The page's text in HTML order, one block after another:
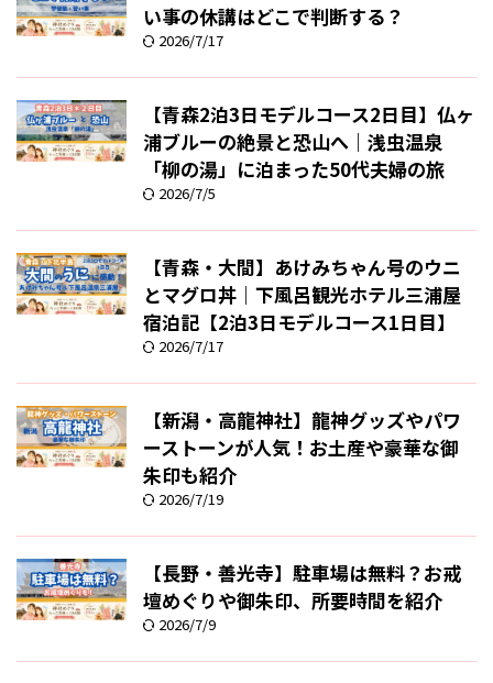
い事の休講はどこで判断する？
2026/7/17
【青森2泊3日モデルコース2日目】仏ヶ
浦ブルーの絶景と恐山へ｜浅虫温泉
「柳の湯」に泊まった50代夫婦の旅
2026/7/5
【青森・大間】あけみちゃん号のウニ
とマグロ丼｜下風呂観光ホテル三浦屋
宿泊記【2泊3日モデルコース1日目】
2026/7/17
【新潟・高龍神社】龍神グッズやパワ
ーストーンが人気！お土産や豪華な御
朱印も紹介
2026/7/19
【長野・善光寺】駐車場は無料？お戒
壇めぐりや御朱印、所要時間を紹介
2026/7/9